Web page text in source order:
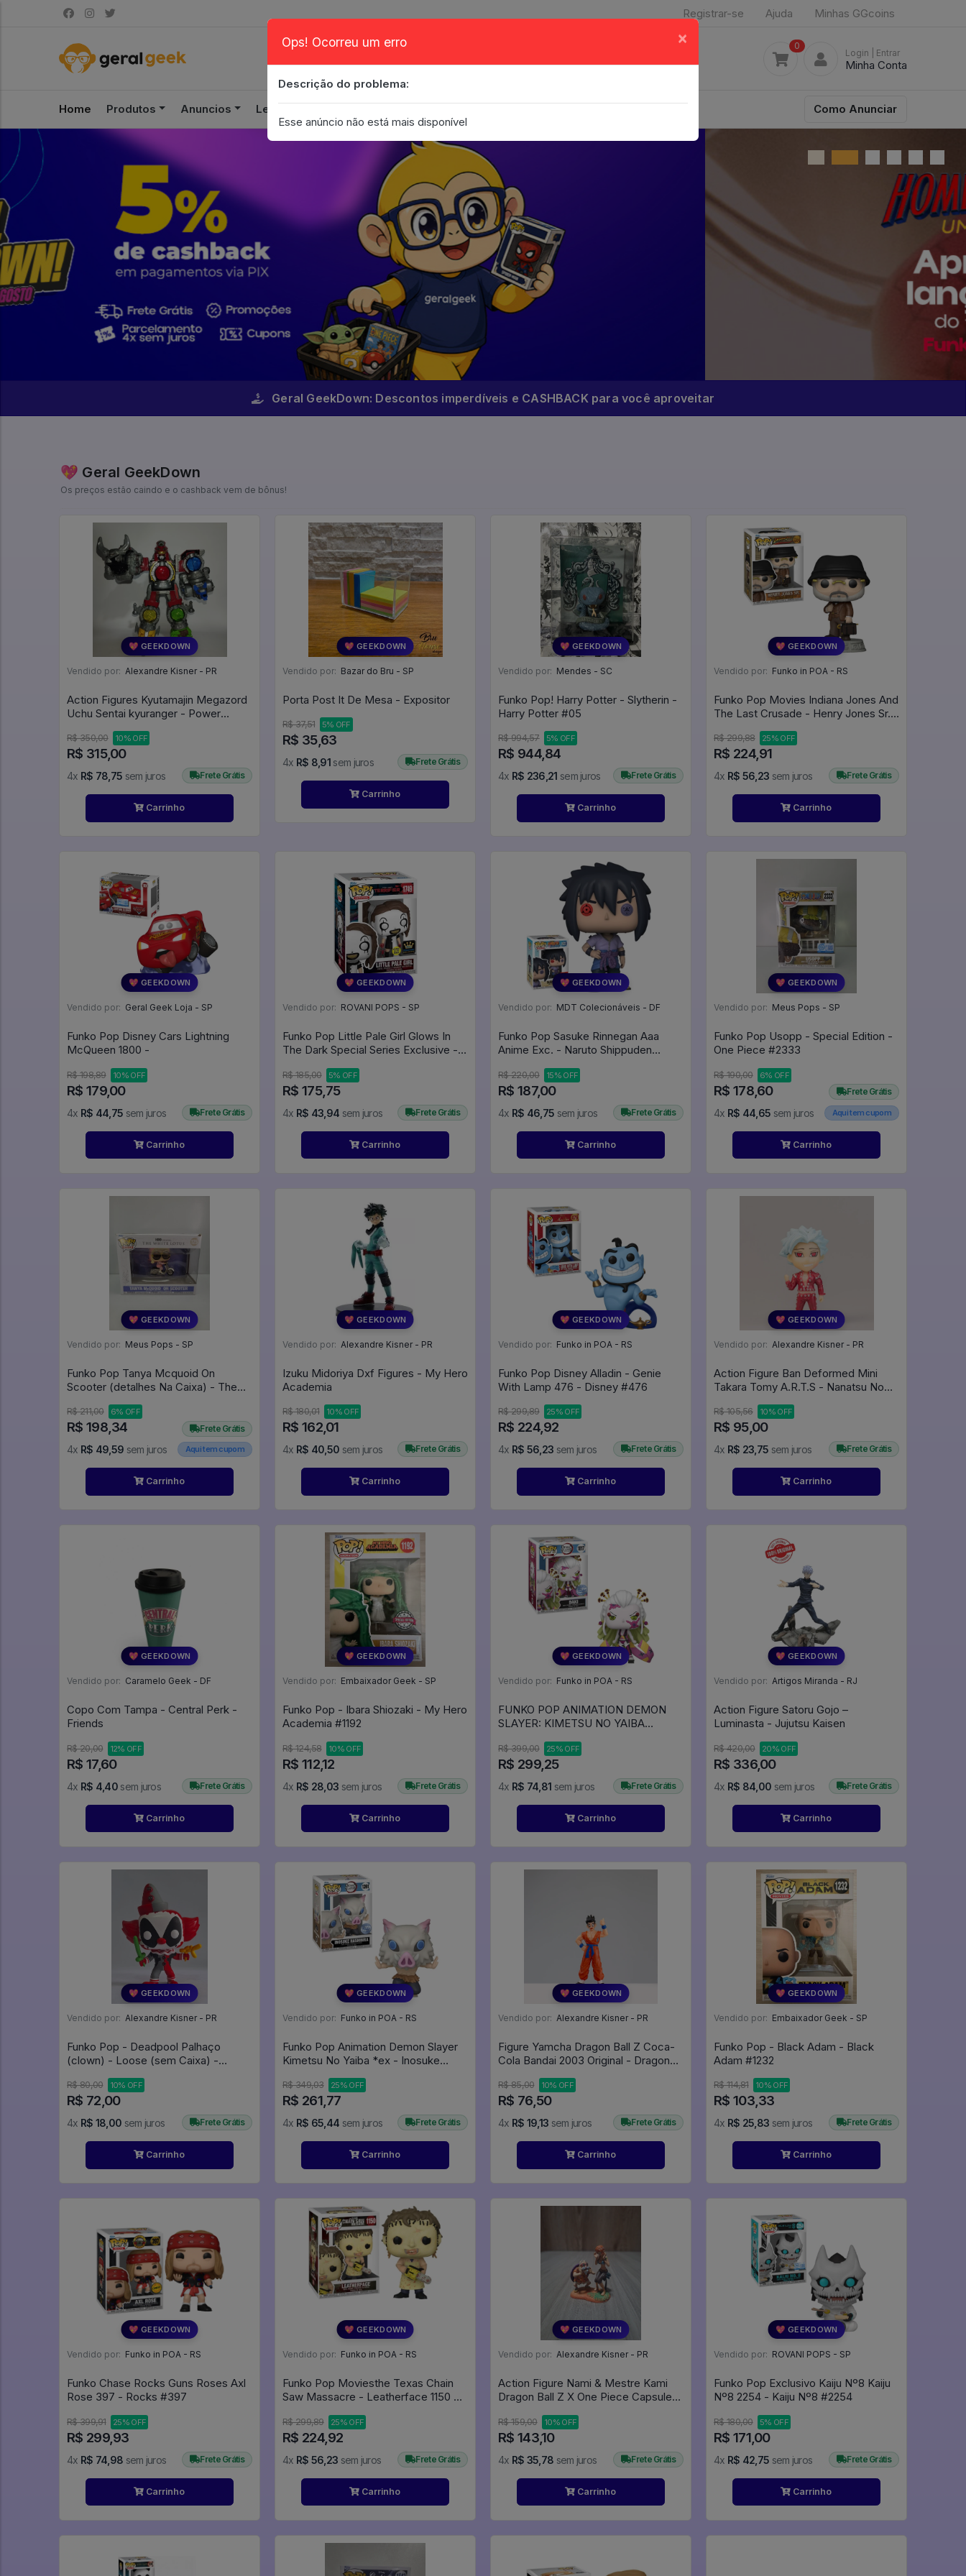
Registrar-se Ajuda Minhas GGcoins
0
Login | Entrar
Minha Conta
Home Produtos Anuncios Leilão Como Anunciar
Geral GeekDown: Descontos imperdíveis e CASHBACK para você aproveitar
💖 Geral GeekDown
Os preços estão caindo e o cashback vem de bônus!
💖 GEEKDOWN
Vendido por: Alexandre Kisner - PR
Action Figures Kyutamajin Megazord
Uchu Sentai kyuranger - Power
R$ 350,00 10% OFF
R$ 315,00
4x R$ 78,75 sem juros Frete Grátis
Carrinho
💖 GEEKDOWN
Vendido por: Bazar do Bru - SP
Porta Post It De Mesa - Expositor
R$ 37,51 5% OFF
R$ 35,63
4x R$ 8,91 sem juros Frete Grátis
Carrinho
💖 GEEKDOWN
Vendido por: Mendes - SC
Funko Pop! Harry Potter - Slytherin -
Harry Potter #05
R$ 994,57 5% OFF
R$ 944,84
4x R$ 236,21 sem juros Frete Grátis
Carrinho
💖 GEEKDOWN
Vendido por: Funko in POA - RS
Funko Pop Movies Indiana Jones And
The Last Crusade - Henry Jones Sr.
R$ 299,88 25% OFF
R$ 224,91
4x R$ 56,23 sem juros Frete Grátis
Carrinho
💖 GEEKDOWN
Vendido por: Geral Geek Loja - SP
Funko Pop Disney Cars Lightning
McQueen 1800 -
R$ 198,89 10% OFF
R$ 179,00
4x R$ 44,75 sem juros Frete Grátis
Carrinho
💖 GEEKDOWN
Vendido por: ROVANI POPS - SP
Funko Pop Little Pale Girl Glows In
The Dark Special Series Exclusive -
R$ 185,00 5% OFF
R$ 175,75
4x R$ 43,94 sem juros Frete Grátis
Carrinho
💖 GEEKDOWN
Vendido por: MDT Colecionáveis - DF
Funko Pop Sasuke Rinnegan Aaa
Anime Exc. - Naruto Shippuden
R$ 220,00 15% OFF
R$ 187,00
4x R$ 46,75 sem juros Frete Grátis
Carrinho
💖 GEEKDOWN
Vendido por: Meus Pops - SP
Funko Pop Usopp - Special Edition -
One Piece #2333
R$ 190,00 6% OFF
R$ 178,60
4x R$ 44,65 sem juros
Frete Grátis
Aqui tem cupom
Carrinho
💖 GEEKDOWN
Vendido por: Meus Pops - SP
Funko Pop Tanya Mcquoid On
Scooter (detalhes Na Caixa) - The
R$ 211,00 6% OFF
R$ 198,34
4x R$ 49,59 sem juros
Frete Grátis
Aqui tem cupom
Carrinho
💖 GEEKDOWN
Vendido por: Alexandre Kisner - PR
Izuku Midoriya Dxf Figures - My Hero
Academia
R$ 180,01 10% OFF
R$ 162,01
4x R$ 40,50 sem juros Frete Grátis
Carrinho
💖 GEEKDOWN
Vendido por: Funko in POA - RS
Funko Pop Disney Alladin - Genie
With Lamp 476 - Disney #476
R$ 299,89 25% OFF
R$ 224,92
4x R$ 56,23 sem juros Frete Grátis
Carrinho
💖 GEEKDOWN
Vendido por: Alexandre Kisner - PR
Action Figure Ban Deformed Mini
Takara Tomy A.R.T.S - Nanatsu No
R$ 105,56 10% OFF
R$ 95,00
4x R$ 23,75 sem juros Frete Grátis
Carrinho
💖 GEEKDOWN
Vendido por: Caramelo Geek - DF
Copo Com Tampa - Central Perk -
Friends
R$ 20,00 12% OFF
R$ 17,60
4x R$ 4,40 sem juros Frete Grátis
Carrinho
💖 GEEKDOWN
Vendido por: Embaixador Geek - SP
Funko Pop - Ibara Shiozaki - My Hero
Academia #1192
R$ 124,58 10% OFF
R$ 112,12
4x R$ 28,03 sem juros Frete Grátis
Carrinho
💖 GEEKDOWN
Vendido por: Funko in POA - RS
FUNKO POP ANIMATION DEMON
SLAYER: KIMETSU NO YAIBA
#1817
R$ 399,00 25% OFF
R$ 299,25
4x R$ 74,81 sem juros Frete Grátis
Carrinho
💖 GEEKDOWN
Vendido por: Artigos Miranda - RJ
Action Figure Satoru Gojo –
Luminasta - Jujutsu Kaisen
R$ 420,00 20% OFF
R$ 336,00
4x R$ 84,00 sem juros Frete Grátis
Carrinho
💖 GEEKDOWN
Vendido por: Alexandre Kisner - PR
Funko Pop - Deadpool Palhaço
(clown) - Loose (sem Caixa) -
R$ 80,00 10% OFF
R$ 72,00
4x R$ 18,00 sem juros Frete Grátis
Carrinho
💖 GEEKDOWN
Vendido por: Funko in POA - RS
Funko Pop Animation Demon Slayer
Kimetsu No Yaiba *ex - Inosuke
#1261
R$ 349,03 25% OFF
R$ 261,77
4x R$ 65,44 sem juros Frete Grátis
Carrinho
💖 GEEKDOWN
Vendido por: Alexandre Kisner - PR
Figure Yamcha Dragon Ball Z Coca-
Cola Bandai 2003 Original - Dragon
R$ 85,00 10% OFF
R$ 76,50
4x R$ 19,13 sem juros Frete Grátis
Carrinho
💖 GEEKDOWN
Vendido por: Embaixador Geek - SP
Funko Pop - Black Adam - Black
Adam #1232
R$ 114,81 10% OFF
R$ 103,33
4x R$ 25,83 sem juros Frete Grátis
Carrinho
💖 GEEKDOWN
Vendido por: Funko in POA - RS
Funko Chase Rocks Guns Roses Axl
Rose 397 - Rocks #397
R$ 399,91 25% OFF
R$ 299,93
4x R$ 74,98 sem juros Frete Grátis
Carrinho
💖 GEEKDOWN
Vendido por: Funko in POA - RS
Funko Pop Moviesthe Texas Chain
Saw Massacre - Leatherface 1150 O
R$ 299,89 25% OFF
R$ 224,92
4x R$ 56,23 sem juros Frete Grátis
Carrinho
💖 GEEKDOWN
Vendido por: Alexandre Kisner - PR
Action Figure Nami & Mestre Kami
Dragon Ball Z X One Piece Capsule
One Piece
R$ 159,00 10% OFF
R$ 143,10
4x R$ 35,78 sem juros Frete Grátis
Carrinho
💖 GEEKDOWN
Vendido por: ROVANI POPS - SP
Funko Pop Exclusivo Kaiju Nº8 Kaiju
Nº8 2254 - Kaiju Nº8 #2254
R$ 180,00 5% OFF
R$ 171,00
4x R$ 42,75 sem juros Frete Grátis
Carrinho
Ops! Ocorreu um erro ×
Descrição do problema:
Esse anúncio não está mais disponível